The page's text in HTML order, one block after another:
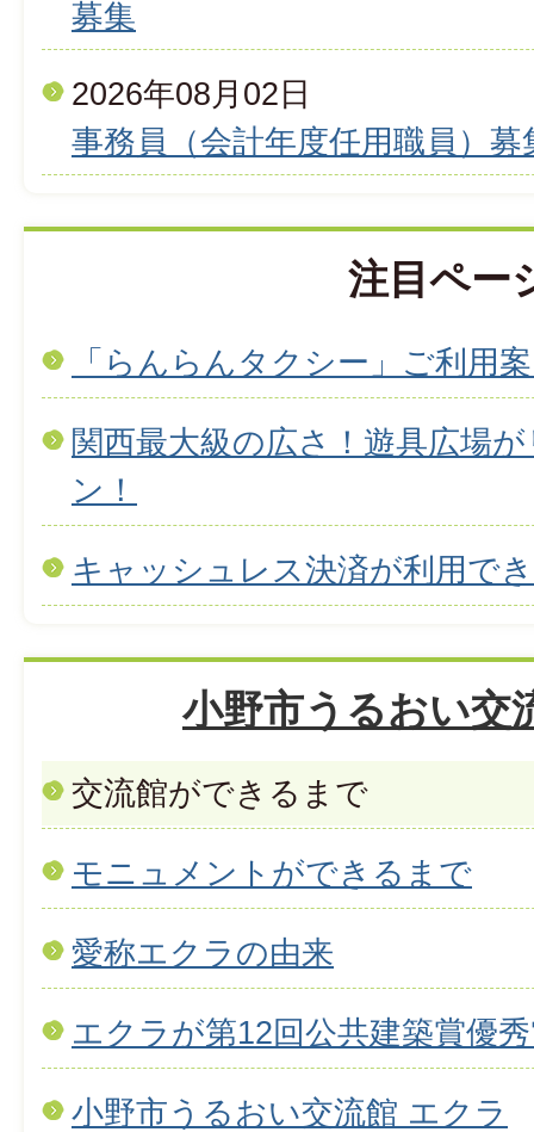
募集
2026年08月02日
事務員（会計年度任用職員）募
注目ペー
「らんらんタクシー」ご利用
関西最大級の広さ！遊具広場
ン！
キャッシュレス決済が利用で
小野市うるおい交
交流館ができるまで
モニュメントができるまで
愛称エクラの由来
エクラが第12回公共建築賞優
小野市うるおい交流館 エクラ